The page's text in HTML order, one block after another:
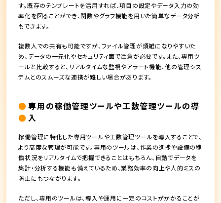
す。既存のテンプレートを活用すれば、項目の設定やデータ入力の効
率化を図ることができ、関数やグラフ機能を用いた簡単なデータ分析
もできます。
複数人での共有も可能ですが、ファイル管理が煩雑になりやすいた
め、データの一元化やセキュリティ面で注意が必要です。また、専用ツ
ールと比較すると、リアルタイムな監視やアラート機能、他の管理シス
テムとのスムーズな連携が難しい場合があります。
専用の稼働管理ツールや工数管理ツールの導
入
稼働管理に特化した専用ツールや工数管理ツールを導入することで、
より高度な管理が可能です。専用のツールは、作業の進捗や設備の稼
働状況をリアルタイムで把握できることはもちろん、自動でデータを
集計・分析する機能も備えているため、業務効率の向上や人的ミスの
防止にもつながります。
ただし、専用のツールは、導入や運用に一定のコストがかかることが